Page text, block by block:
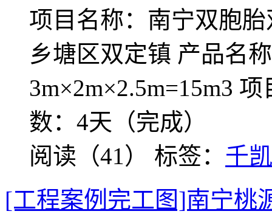
项目名称：南宁双胞
乡塘区双定镇 产品名
3m×2m×2.5m=15m3
数：4天（完成）
阅读（41） 标签： 千
[工程案例完工图]南宁桃